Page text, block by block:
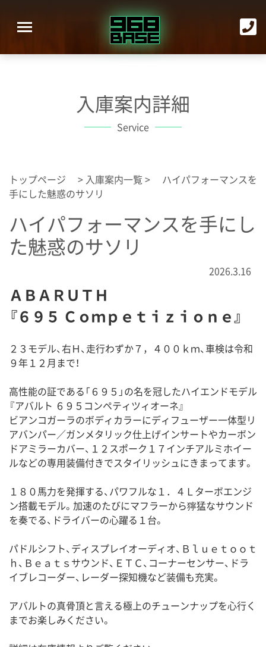
入庫案内詳細
Service
トップページ > 入庫案内一覧> ハイパフォーマンスを
手にした魅惑のサソリ
ハイパフォーマンスを手にし
た魅惑のサソリ
2026.3.16
ＡＢＡＲＵＴＨ
『６９５ Ｃｏｍｐｅｔｉｚｉｏｎｅ』
２３モデル、右Ｈ、走行わずか７，４００ｋｍ、車検は令和
９年１２月まで！
高性能の証である「６９５」の名を冠したハイエンドモデル
『アバルト ６９５コンペティツィオーネ』
ビアンコガーラのボディカラーにディフューザー一体型リ
アバンパー／ガンメタリック仕上げインサートやカーボン
ドアミラーカバー、１２スポーク１７インチアルミホイー
ルなどの専用装備付きでスタイリッシュにきまってます。
１８０馬力を発揮する、パワフルな１．４Ｌターボエンジ
ン搭載モデル。加速のたびにマフラーから獰猛なサウンド
を奏でる、ドライバーの心躍る１台。
パドルシフト、ディスプレイオーディオ、Ｂｌｕｅｔｏｏｔ
ｈ、Ｂｅａｔｓサウンド、ＥＴＣ、コーナーセンサー、ドラ
イブレコーダー、レーダー探知機など装備も充実。
アバルトの真骨頂と言える極上のチューンナップを心行く
までお楽しみください。